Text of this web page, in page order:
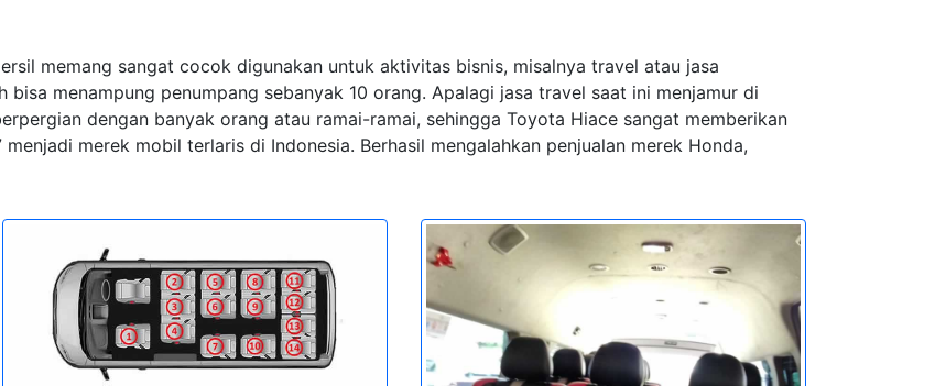
memang sangat cocok digunakan untuk aktivitas bisnis, misalnya travel atau jasa
menampung penumpang sebanyak 10 orang. Apalagi jasa travel saat ini menjamur di
dengan banyak orang atau ramai-ramai, sehingga Toyota Hiace sangat memberikan
merek mobil terlaris di Indonesia. Berhasil mengalahkan penjualan merek Honda,